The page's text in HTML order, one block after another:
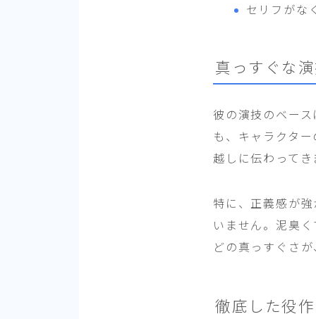
セリフがな
真っすぐな
彼の演技のベー
も、キャラクタ
越しに伝わってき
特に、正義感が
いません。泥臭
どの真っすぐさ
徹底した役